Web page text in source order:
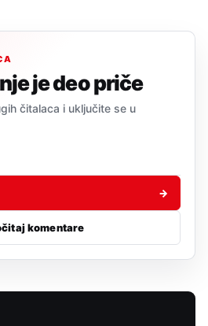
je deo priče
čitalaca i uključite se u
→
komentare